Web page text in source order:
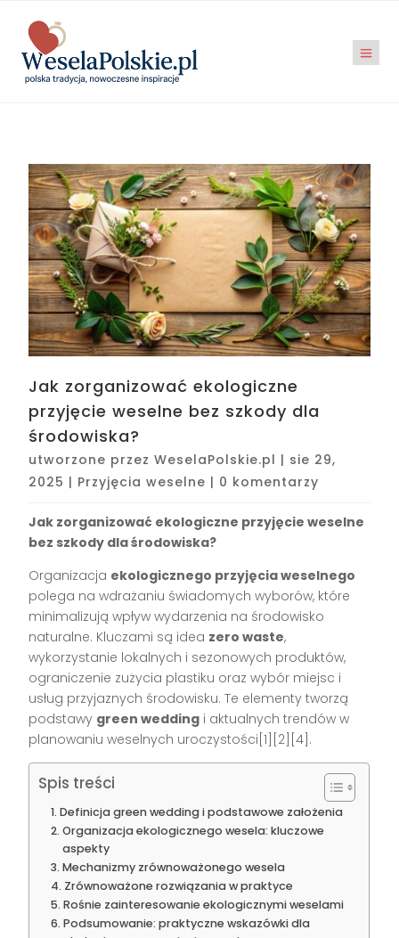
Jak zorganizować ekologiczne
przyjęcie weselne bez szkody dla
środowiska?
utworzone przezWeselaPolskie.pl | sie 29,
2025 | Przyjęcia weselne | 0 komentarzy
Jak zorganizować ekologiczne przyjęcie weselne
bez szkody dla środowiska?
Organizacja ekologicznego przyjęcia weselnego
polega na wdrażaniu świadomych wyborów, które
minimalizują wpływ wydarzenia na środowisko
naturalne. Kluczami są idea zero waste,
wykorzystanie lokalnych i sezonowych produktów,
ograniczenie zużycia plastiku oraz wybór miejsc i
usług przyjaznych środowisku. Te elementy tworzą
podstawy green wedding i aktualnych trendów w
planowaniu weselnych uroczystości[1][2][4].
Spis treści
Definicja green wedding i podstawowe założenia
Organizacja ekologicznego wesela: kluczowe
aspekty
Mechanizmy zrównoważonego wesela
Zrównoważone rozwiązania w praktyce
Rośnie zainteresowanie ekologicznymi weselami
Podsumowanie: praktyczne wskazówki dla